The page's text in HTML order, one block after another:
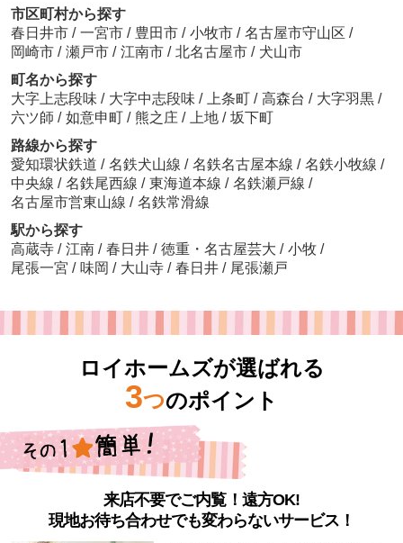
市区町村から探す
春日井市 / 一宮市 / 豊田市 / 小牧市 / 名古屋市守山区 /
岡崎市 / 瀬戸市 / 江南市 / 北名古屋市 / 犬山市
町名から探す
大字上志段味 / 大字中志段味 / 上条町 / 高森台 / 大字羽黒 /
六ツ師 / 如意申町 / 熊之庄 / 上地 / 坂下町
路線から探す
愛知環状鉄道 / 名鉄犬山線 / 名鉄名古屋本線 / 名鉄小牧線 /
中央線 / 名鉄尾西線 / 東海道本線 / 名鉄瀬戸線 /
名古屋市営東山線 / 名鉄常滑線
駅から探す
高蔵寺 / 江南 / 春日井 / 徳重・名古屋芸大 / 小牧 /
尾張一宮 / 味岡 / 大山寺 / 春日井 / 尾張瀬戸
ロイホームズが選ばれる
3つのポイント
来店不要でご内覧！遠方OK!
現地お待ち合わせでも変わらないサービス！